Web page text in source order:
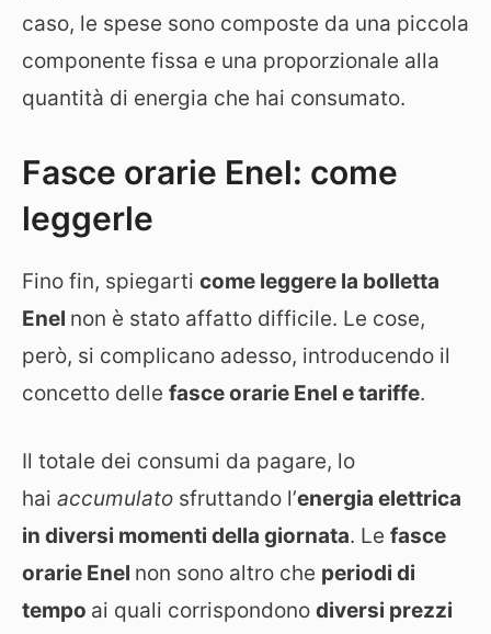
caso, le spese sono composte da una piccola
componente fissa e una proporzionale alla
quantità di energia che hai consumato.
Fasce orarie Enel: come
leggerle
Fino fin, spiegarti come leggere la bolletta
Enel non è stato affatto difficile. Le cose,
però, si complicano adesso, introducendo il
concetto delle fasce orarie Enel e tariffe.
Il totale dei consumi da pagare, lo
hai accumulato sfruttando l’energia elettrica
in diversi momenti della giornata. Le fasce
orarie Enel non sono altro che periodi di
tempo ai quali corrispondono diversi prezzi